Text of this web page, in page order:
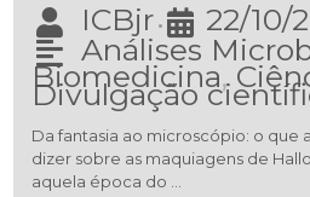
ICBjr • 22/10/
Análises
Biomedicina,
Divulgação
Da fantasia ao microscópio: o que
dizer sobre as maquiagens de
aquela época do …